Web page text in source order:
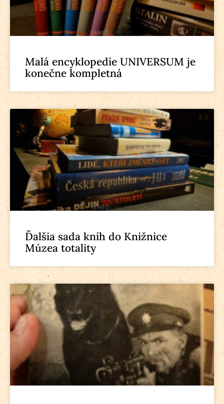
Malá encyklopedie UNIVERSUM je
konečne kompletná
Ďalšia sada kníh do Knižnice
Múzea totality